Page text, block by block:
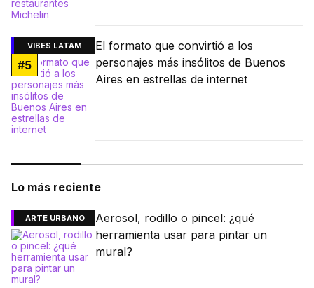
VIBES LATAM
#5
El formato que convirtió a los
personajes más insólitos de Buenos
Aires en estrellas de internet
Lo más reciente
ARTE URBANO
Aerosol, rodillo o pincel: ¿qué
herramienta usar para pintar un
mural?